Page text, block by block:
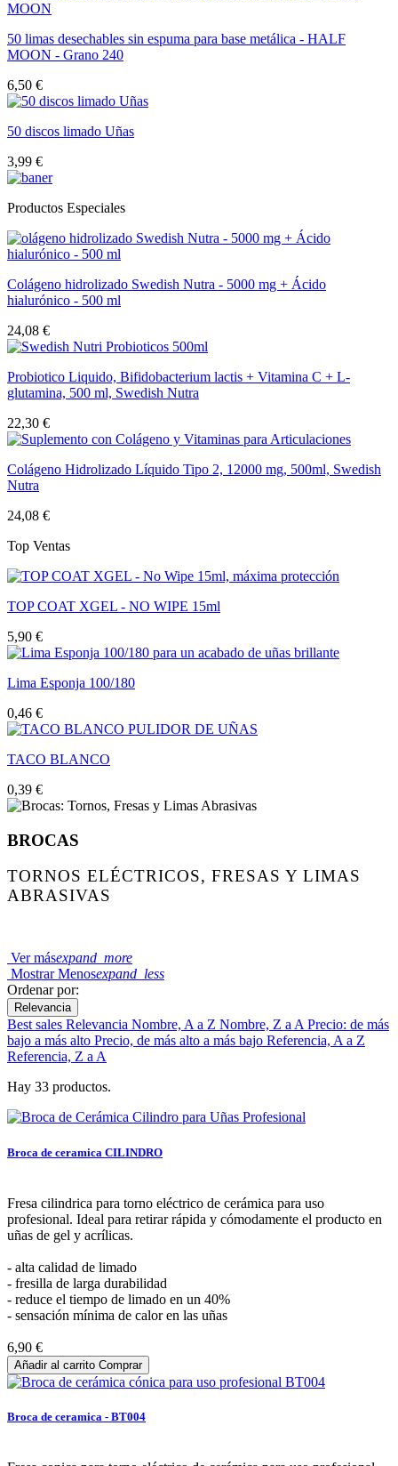
50 limas desechables sin espuma para base metálica - HALF
MOON - Grano 240
6,50 €
50 discos limado Uñas
3,99 €
Productos Especiales
Colágeno hidrolizado Swedish Nutra - 5000 mg + Ácido
hialurónico - 500 ml
24,08 €
Probiotico Liquido, Bifidobacterium lactis + Vitamina C + L-
glutamina, 500 ml, Swedish Nutra
22,30 €
Colágeno Hidrolizado Líquido Tipo 2, 12000 mg, 500ml, Swedish
Nutra
24,08 €
Top Ventas
TOP COAT XGEL - NO WIPE 15ml
5,90 €
Lima Esponja 100/180
0,46 €
TACO BLANCO
0,39 €
BROCAS
TORNOS ELÉCTRICOS, FRESAS Y LIMAS
ABRASIVAS
Ver másexpand_more
Mostrar Menosexpand_less
Ordenar por:
Relevancia
Best sales Relevancia Nombre, A a Z Nombre, Z a APrecio: de más
bajo a más alto Precio, de más alto a más bajo Referencia, A a Z
Referencia, Z a A
Hay 33 productos.
Broca de ceramica CILINDRO
Fresa cilindrica para torno eléctrico de cerámica para uso
profesional. Ideal para retirar rápida y cómodamente el producto en
uñas de gel y acrílicas.
- alta calidad de limado
- fresilla de larga durabilidad
- reduce el tiempo de limado en un 40%
- sensación mínima de calor en las uñas
6,90 €
Añadir al carrito Comprar
Broca de ceramica - BT004